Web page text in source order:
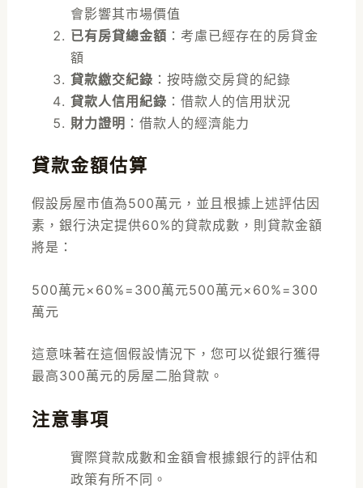
會影響其市場價值
已有房貸總金額 ：考慮已經存在的房貸金
額
貸款繳交紀錄 ：按時繳交房貸的紀錄
貸款人信用紀錄 ：借款人的信用狀況
財力證明 ：借款人的經濟能力
貸款金額估算
假設房屋市值為500萬元，並且根據上述評估因
素，銀行決定提供60%的貸款成數，則貸款金額
將是：
500萬元×60%=300萬元500萬元× 60%= 300
萬元
這意味著在這個假設情況下，您可以從銀行獲得
最高300萬元的房屋二胎貸款。
注意事項
實際貸款成數和金額會根據銀行的評估和
政策有所不同。